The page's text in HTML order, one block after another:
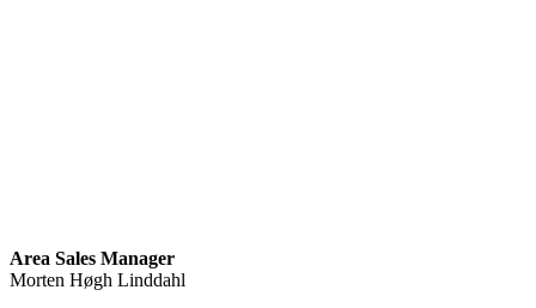
Area Sales Manager
Morten Høgh Linddahl